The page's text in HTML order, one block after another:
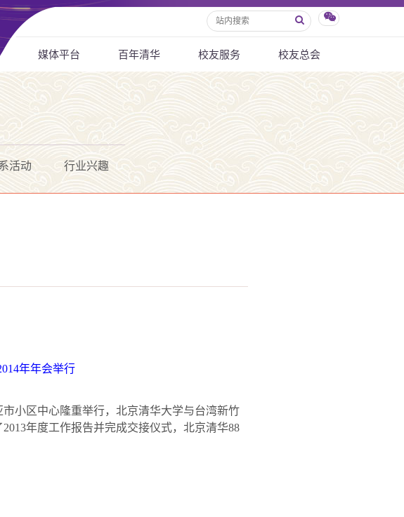
媒体平台 百年清华 校友服务 校友总会
活动 行业兴趣
年年会举行
市小区中心隆重举行，北京清华大学与台湾新竹
2013年度工作报告并完成交接仪式，北京清华88